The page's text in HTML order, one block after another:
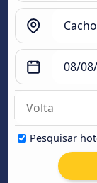
Pesquisar